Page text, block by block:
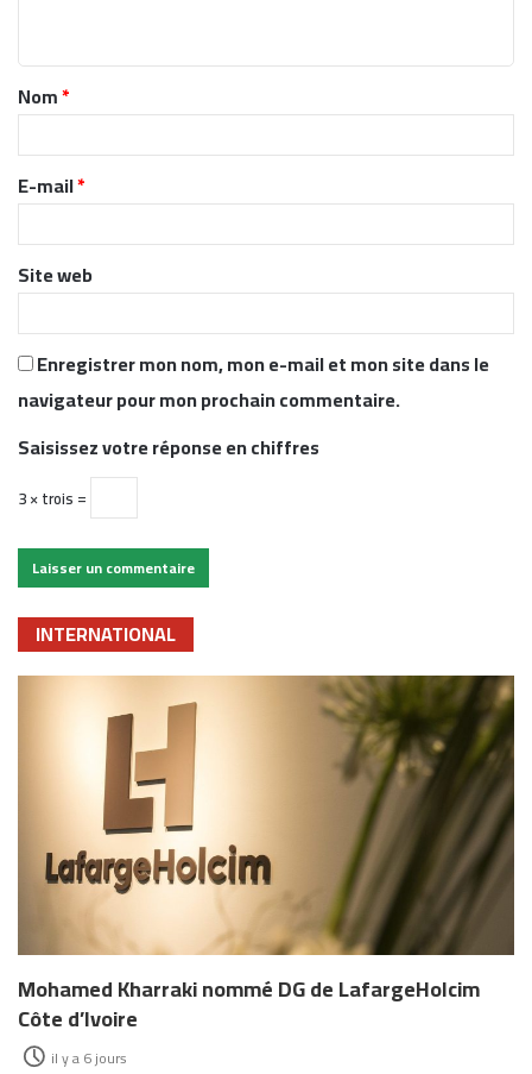
t
a
r
e
*
Nom*
E-mail*
Site web
Enregistrer mon nom, mon e-mail et mon site dans le
navigateur pour mon prochain commentaire.
Saisissez votre réponse en chiffres
3 × trois =
INTERNATIONAL
Mohamed Kharraki nommé DG de LafargeHolcim
Côte d’Ivoire
il y a 6 jours